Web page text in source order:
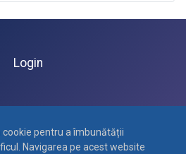
Login
pentru a îmbunătății
Navigarea pe acest website